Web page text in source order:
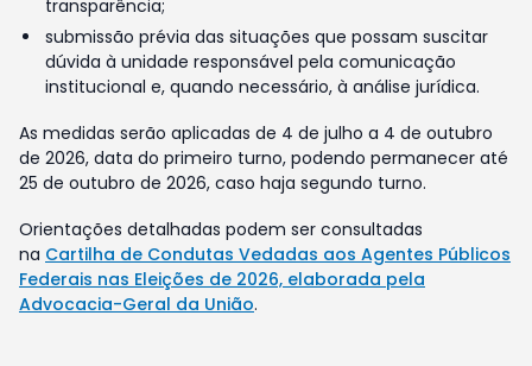
transparência;
submissão prévia das situações que possam suscitar
dúvida à unidade responsável pela comunicação
institucional e, quando necessário, à análise jurídica.
As medidas serão aplicadas de 4 de julho a 4 de outubro
de 2026, data do primeiro turno, podendo permanecer até
25 de outubro de 2026, caso haja segundo turno.
Orientações detalhadas podem ser consultadas
na Cartilha de Condutas Vedadas aos Agentes Públicos
Federais nas Eleições de 2026, elaborada pela
Advocacia-Geral da União.